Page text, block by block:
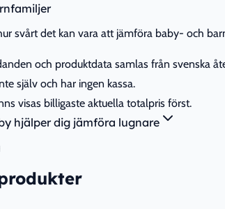
svårt det kan vara att jämföra baby- och
och produktdata samlas från svenska
själv och har ingen kassa.
visas billigaste aktuella totalpris först.
hjälper dig jämföra lugnare